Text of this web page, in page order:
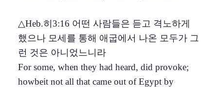
△Heb.히3:16 어떤 사람들은 듣고 격노하게
했으나 모세를 통해 애굽에서 나온 모두가 그
런 것은 아니었느니라
For some, when they had heard, did provoke;
howbeit not all that came out of Egypt by